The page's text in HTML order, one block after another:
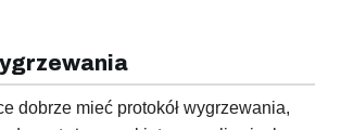
dobrze mieć protokół wygrzewania,